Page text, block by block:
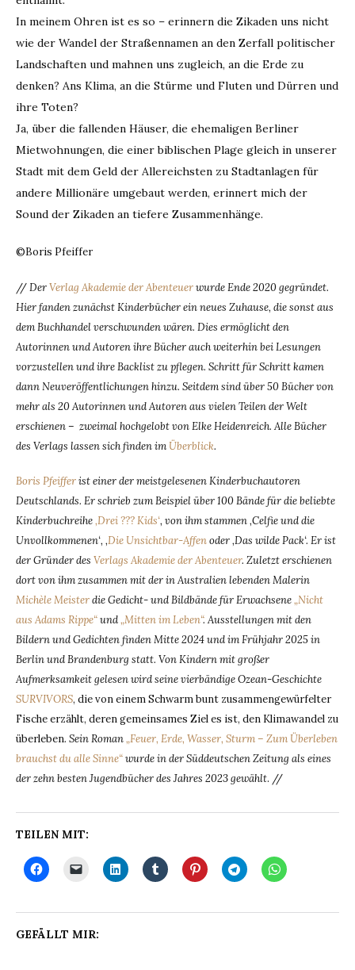
In meinem Ohren ist es so – erinnern die Zikaden uns nicht
wie der Wandel der Straßennamen an den Zerfall politischer
Landschaften und mahnen uns zugleich, an die Erde zu
denken? Ans Klima, an die Stürme und Fluten und Dürren und
ihre Toten?
Ja, über die fallenden Häuser, die ehemaligen Berliner
Mietwohnungen, die einer biblischen Plage gleich in unserer
Stadt mit dem Geld der Allereichsten zu Stadtanlagen für
andere Millionäre umgebaut werden, erinnert mich der
Sound der Zikaden an tiefere Zusammenhänge.
©Boris Pfeiffer
//DerVerlag Akademie der Abenteuerwurde Ende 2020 gegründet.
Hier fanden zunächst Kinderbücher ein neues Zuhause, die sonst aus
dem Buchhandel verschwunden wären. Dies ermöglicht den
Autorinnen und Autoren ihre Bücher auch weiterhin bei Lesungen
vorzustellen und ihre Backlist zu pflegen. Schritt für Schritt kamen
dann Neuveröffentlichungen hinzu. Seitdem sind über 50 Bücher von
mehr als 20 Autorinnen und Autoren aus vielen Teilen der Welt
erschienen – zweimal hochgelobt von Elke Heidenreich. Alle Bücher
des Verlags lassen sich finden imÜberblick.
Boris Pfeifferist einer der meistgelesenen Kinderbuchautoren
Deutschlands. Er schrieb zum Beispiel über 100 Bände für die beliebte
Kinderbuchreihe‚Drei ??? Kids‘, von ihm stammen ‚Celfie und die
Unvollkommenen‘, ‚Die Unsichtbar-Affenoder ‚Das wilde Pack‘. Er ist
der Gründer des Verlags Akademie der Abenteuer. Zuletzt erschienen
dort von ihm zusammen mit der in Australien lebenden Malerin
Michèle Meisterdie Gedicht- und Bildbände für Erwachsene„Nicht
aus Adams Rippe“und„Mitten im Leben“. Ausstellungen mit den
Bildern und Gedichten finden Mitte 2024 und im Frühjahr 2025 in
Berlin und Brandenburg statt. Von Kindern mit großer
Aufmerksamkeit gelesen wird seine vierbändige Ozean-Geschichte
SURVIVORS, die von einem Schwarm bunt zusammengewürfelter
Fische erzählt, deren gemeinsames Ziel es ist, den Klimawandel zu
überleben. Sein Roman„Feuer, Erde, Wasser, Sturm – Zum Überleben
brauchst du alle Sinne“wurde in der Süddeutschen Zeitung als eines
der zehn besten Jugendbücher des Jahres 2023 gewählt. //
TEILEN MIT:
GEFÄLLT MIR: